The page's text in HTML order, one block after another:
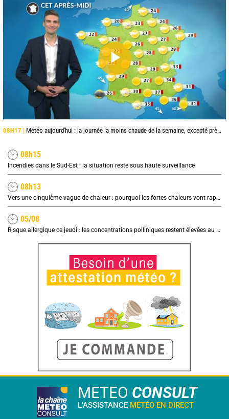
08H17 | Météo aujourd'hui : la journée la moins chaude de la semaine, excepté près de la Méditerranée
08h15
Incendies dans le Sud-Est : la situation reste sous haute surveillance
08h13
Vers une cinquième vague de chaleur : pourquoi les fortes chaleurs vont rapidement revenir en France
05/08
Risque allergique ce jeudi : les concentrations polliniques restent élevées au nord
METEO CONSULT
L'ASSISTANCE MÉTÉO EN DIRECT